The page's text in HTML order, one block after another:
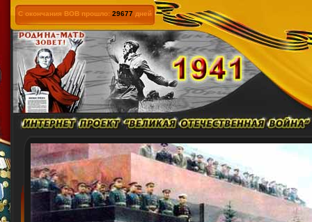
С окончания ВОВ прошло: 29677 дней